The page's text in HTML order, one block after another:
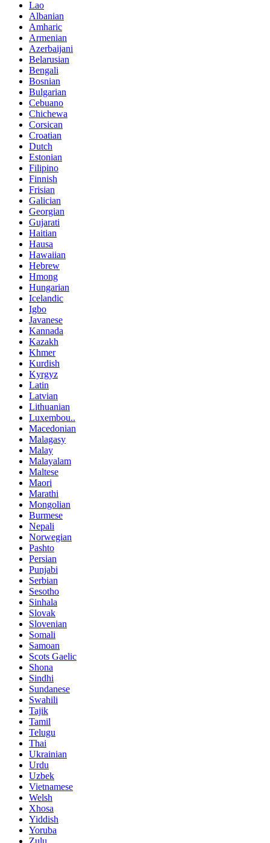
Lao
Albanian
Amharic
Armenian
Azerbaijani
Belarusian
Bengali
Bosnian
Bulgarian
Cebuano
Chichewa
Corsican
Croatian
Dutch
Estonian
Filipino
Finnish
Frisian
Galician
Georgian
Gujarati
Haitian
Hausa
Hawaiian
Hebrew
Hmong
Hungarian
Icelandic
Igbo
Javanese
Kannada
Kazakh
Khmer
Kurdish
Kyrgyz
Latin
Latvian
Lithuanian
Luxembou..
Macedonian
Malagasy
Malay
Malayalam
Maltese
Maori
Marathi
Mongolian
Burmese
Nepali
Norwegian
Pashto
Persian
Punjabi
Serbian
Sesotho
Sinhala
Slovak
Slovenian
Somali
Samoan
Scots Gaelic
Shona
Sindhi
Sundanese
Swahili
Tajik
Tamil
Telugu
Thai
Ukrainian
Urdu
Uzbek
Vietnamese
Welsh
Xhosa
Yiddish
Yoruba
Zulu